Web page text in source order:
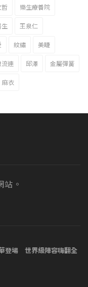
哲 樂生療養院
王泉仁
紋繡 美睫
流連 邱澤 金屬彈簧
麻衣
。
登場 世界級陣容嗨翻全